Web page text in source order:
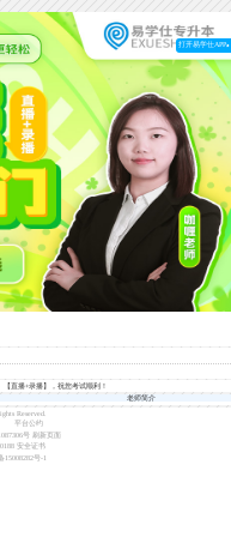
打开易学仕APP
直播+录播】，祝您考试顺利！
老师简介
Reserved.
平台公约
号
刷新页面
安全证书
15008282号-1